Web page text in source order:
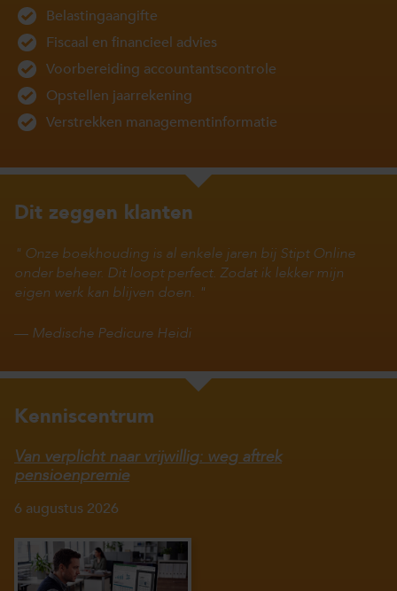
Belastingaangifte
Fiscaal en financieel advies
Voorbereiding accountantscontrole
Opstellen jaarrekening
Verstrekken managementinformatie
Dit zeggen klanten
Onze boekhouding is al enkele jaren bij Stipt Online
onder beheer. Dit loopt perfect. Zodat ik lekker mijn
eigen werk kan blijven doen.
— Medische Pedicure Heidi
Kenniscentrum
Van verplicht naar vrijwillig: weg aftrek
pensioenpremie
6 augustus 2026